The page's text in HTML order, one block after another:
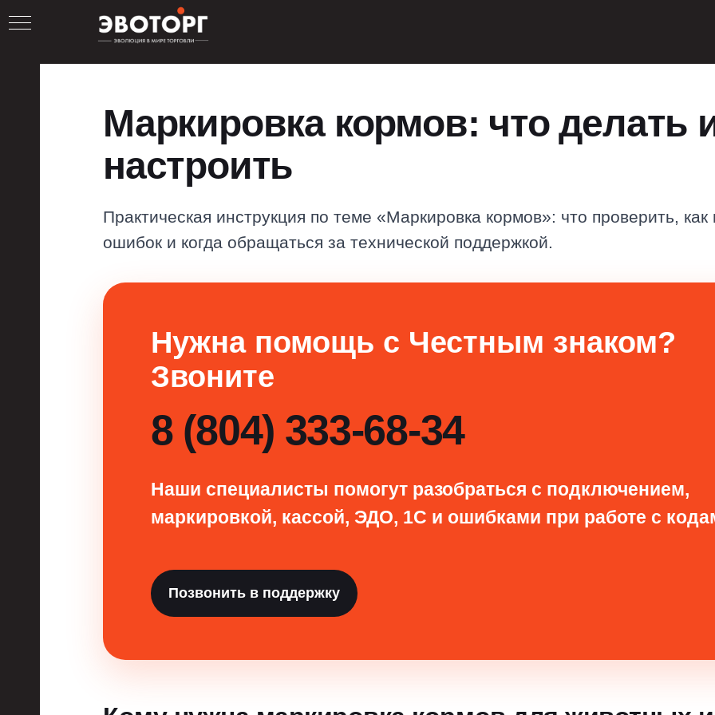
Маркировка кормов: что делать
настроить
Практическая инструкция по теме «Маркировка кормов»: что проверить, как
ошибок и когда обращаться за технической поддержкой.
Нужна помощь с Честным знаком?
Звоните
8 (804) 333-68-34
Наши специалисты помогут разобраться с подключением,
маркировкой, кассой, ЭДО, 1С и ошибками при работе с
Позвонить в поддержку